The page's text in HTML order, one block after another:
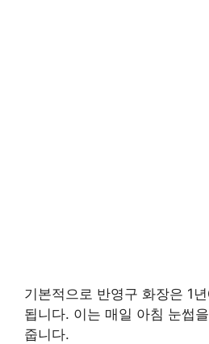
기본적으로 반영구 화장은 1
됩니다. 이는 매일 아침 눈썹
줍니다.